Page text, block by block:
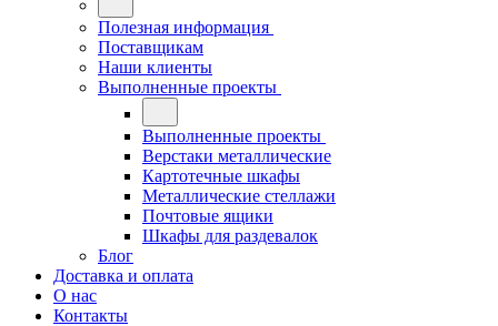
Полезная информация
Поставщикам
Наши клиенты
Выполненные проекты
Выполненные проекты
Верстаки металлические
Картотечные шкафы
Металлические стеллажи
Почтовые ящики
Шкафы для раздевалок
Блог
Доставка и оплата
О нас
Контакты